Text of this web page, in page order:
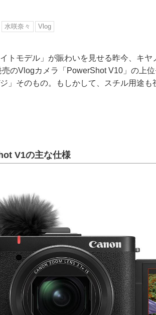
水咲奈々 Vlog
トモデル」が賑わいを見せる昨今、キ
のVlogカメラ「PowerShot V10」の上
」そのもの。もしかして、スチル用途も
V1の主な仕様